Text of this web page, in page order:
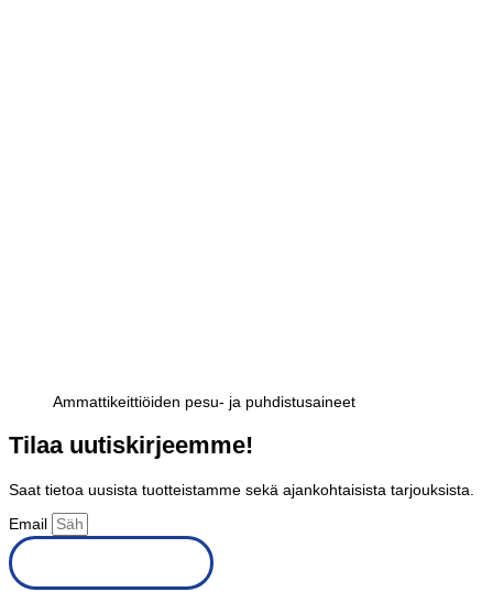
Ammattikeittiöiden pesu- ja puhdistusaineet
Tilaa uutiskirjeemme!
Saat tietoa uusista tuotteistamme sekä ajankohtaisista tarjouksista.
Email